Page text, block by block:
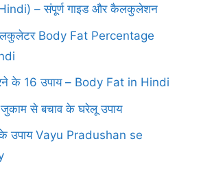
– संपूर्ण गाइड और कैलकुलेशन
Body Fat Percentage
के 16 उपाय – Body Fat in Hindi
से बचाव के घरेलू उपाय
उपाय Vayu Pradushan se